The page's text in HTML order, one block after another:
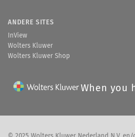
ANDERE SITES
InView
Wolters Kluwer
Wolters Kluwer Shop
When you